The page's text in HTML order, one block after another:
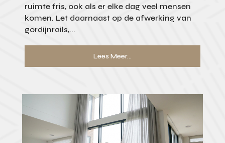
ruimte fris, ook als er elke dag veel mensen
komen. Let daarnaast op de afwerking van
gordijnrails,...
Lees Meer...